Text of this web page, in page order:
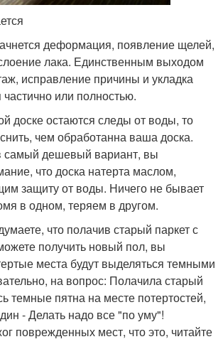
деформация, появление щелей,
лака. Единственным выходом
исправление причины и укладка
или полностью.
доске остаются следы от воды, то
чем обработанна ваша доска.
самый дешевый вариант, вы
что доска натерта маслом,
защиту от воды. Ничего не бывает
в одном, теряем в другом.
что полачив старый паркет с
получить новый пол, вы
места будут выделяться темными
на вопрос: Полачила старый
темные пятна на месте потертостей,
- Делать надо все "по уму"!
поврежденных мест, что это, читайте